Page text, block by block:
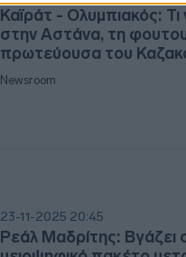
Καϊράτ - Ολυμπιακός: Τι
στην Αστάνα, τη
πρωτεύουσα του
Newsroom
23-11-2025 20:45
Ρεάλ Μαδρίτης: Βγάζει